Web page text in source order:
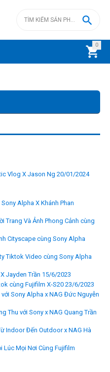
0


Vlog X Jason Ng 20/01/2024
Alpha X Khánh Phan
Trang Và Ảnh Phong Cảnh cùng
Cityscape cùng Sony Alpha
Tiktok Video cùng Sony Alpha
Jayden Trần 15/6/2023
cùng Fujifilm X-S20 23/6/2023
Sony Alpha x NAG Đức Nguyễn
Thu với Sony x NAG Quang Trần
Indoor Đến Outdoor x NAG Hà
Lúc Mọi Nơi Cùng Fujifilm